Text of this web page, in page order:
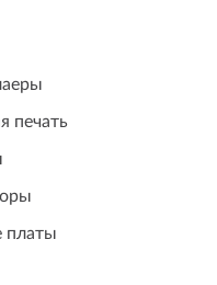
печать
платы